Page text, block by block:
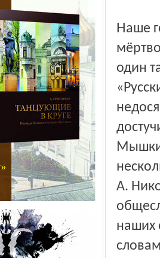
Наше государство неустанно создаёт и создаёт
один
А.
наших